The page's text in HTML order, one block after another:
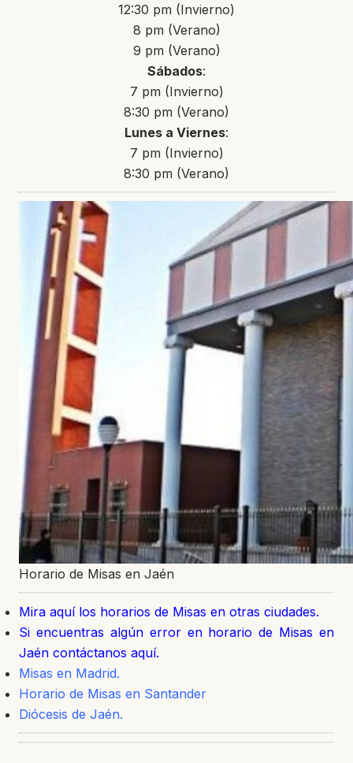
12:30 pm (Invierno)
8 pm (Verano)
9 pm (Verano)
Sábados:
7 pm (Invierno)
8:30 pm (Verano)
Lunes a Viernes:
7 pm (Invierno)
8:30 pm (Verano)
Horario de Misas en Jaén
Mira aquí los horarios de Misas en otras ciudades.
Si encuentras algún error en horario de Misas en
Jaén contáctanos aquí.
Misas en Madrid.
Horario de Misas en Santander
Diócesis de Jaén.